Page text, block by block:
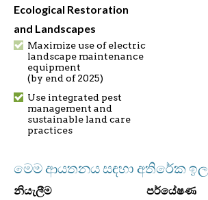
Ecological Restoration
and Landscapes
Maximize use of electric
landscape maintenance
equipment
(by end of 2025)
Use integrated pest
management and
sustainable land care
practices
මෙම ආයතනය සඳහා අතිරේක
නියැලීම පර්යේෂණ